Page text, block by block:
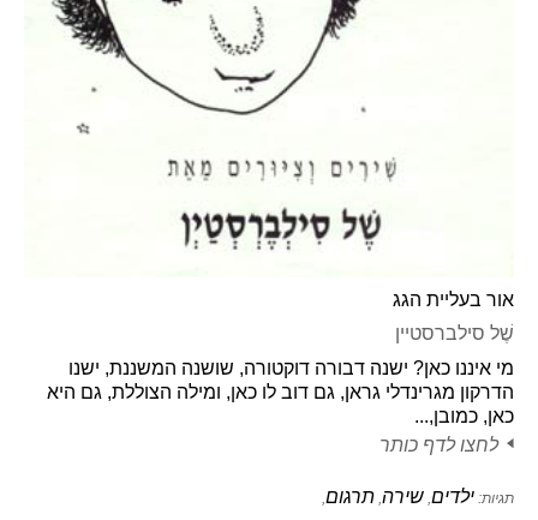
אור בעליית הגג
שֶׁל סילברסטיין
מי איננו כאן? ישנה דבורה דוקטורה, שושנה המשננת, ישנו
הדרקון מגרינדלי גראן, גם דוב לו כאן, ומילה הצוללת, גם היא
כאן, כמובן,...
לחצו לדף כותר
תגיות: ילדים, שירה, תרגום,